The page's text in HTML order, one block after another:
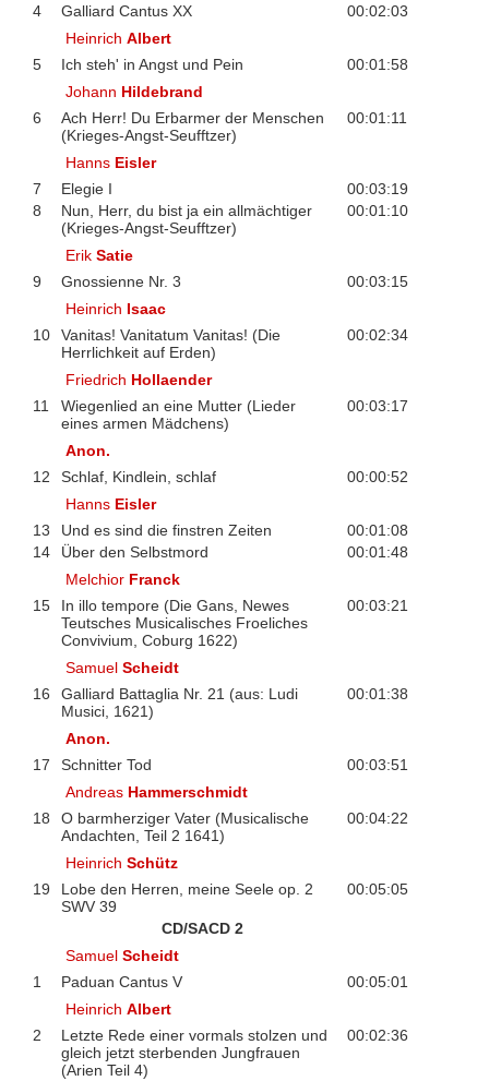
4 Galliard Cantus XX
00:02:03
HeinrichAlbert
5
Ich steh' in Angst und Pein
00:01:58
Johann Hildebrand
6
Ach Herr! Du Erbarmer der Menschen
(Krieges-Angst-Seufftzer)
00:01:11
Hanns Eisler
7
Elegie I
00:03:19
8
Nun, Herr, du bist ja ein allmächtiger
(Krieges-Angst-Seufftzer)
00:01:10
ErikSatie
9
Gnossienne Nr. 3
00:03:15
Heinrich Isaac
10
Vanitas! Vanitatum Vanitas! (Die
Herrlichkeit auf Erden)
00:02:34
Friedrich Hollaender
11
Wiegenlied an eine Mutter (Lieder
eines armen Mädchens)
00:03:17
Anon.
12
Schlaf, Kindlein, schlaf
00:00:52
Hanns Eisler
13
Und es sind die finstren Zeiten
00:01:08
14
Über den Selbstmord
00:01:48
Melchior Franck
15
In illo tempore (Die Gans, Newes
Teutsches Musicalisches Froeliches
Convivium, Coburg 1622)
00:03:21
SamuelScheidt
16
Galliard Battaglia Nr. 21 (aus: Ludi
Musici, 1621)
00:01:38
Anon.
17
Schnitter Tod
00:03:51
Andreas Hammerschmidt
18
O barmherziger Vater (Musicalische
Andachten, Teil 2 1641)
00:04:22
HeinrichSchütz
19
Lobe den Herren, meine Seele op. 2
SWV 39
00:05:05
CD/SACD 2
SamuelScheidt
1
Paduan Cantus V
00:05:01
HeinrichAlbert
2
Letzte Rede einer vormals stolzen und
gleich jetzt sterbenden Jungfrauen
(Arien Teil 4)
00:02:36